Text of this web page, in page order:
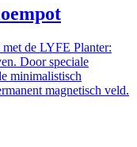
met de LYFE Planter:
Door speciale
minimalistisch
magnetisch veld.